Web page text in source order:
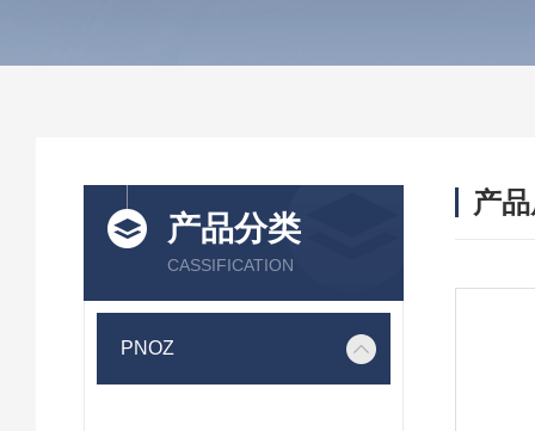
产品分类
CASSIFICATION
PNOZ
产